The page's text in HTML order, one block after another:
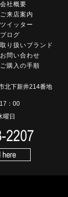
社概要
来店案内
イッター
ログ
り扱いブランド
問い合わせ
購入の手順
北下新井214番地
：00
曜日